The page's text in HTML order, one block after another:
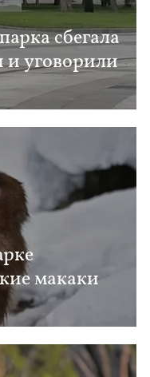
сбегала
и уговорили
макаки